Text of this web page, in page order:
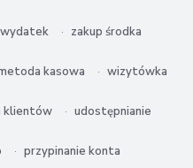
zakup środka
kasowa wizytówka
klientów udostępnianie
przypinanie konta